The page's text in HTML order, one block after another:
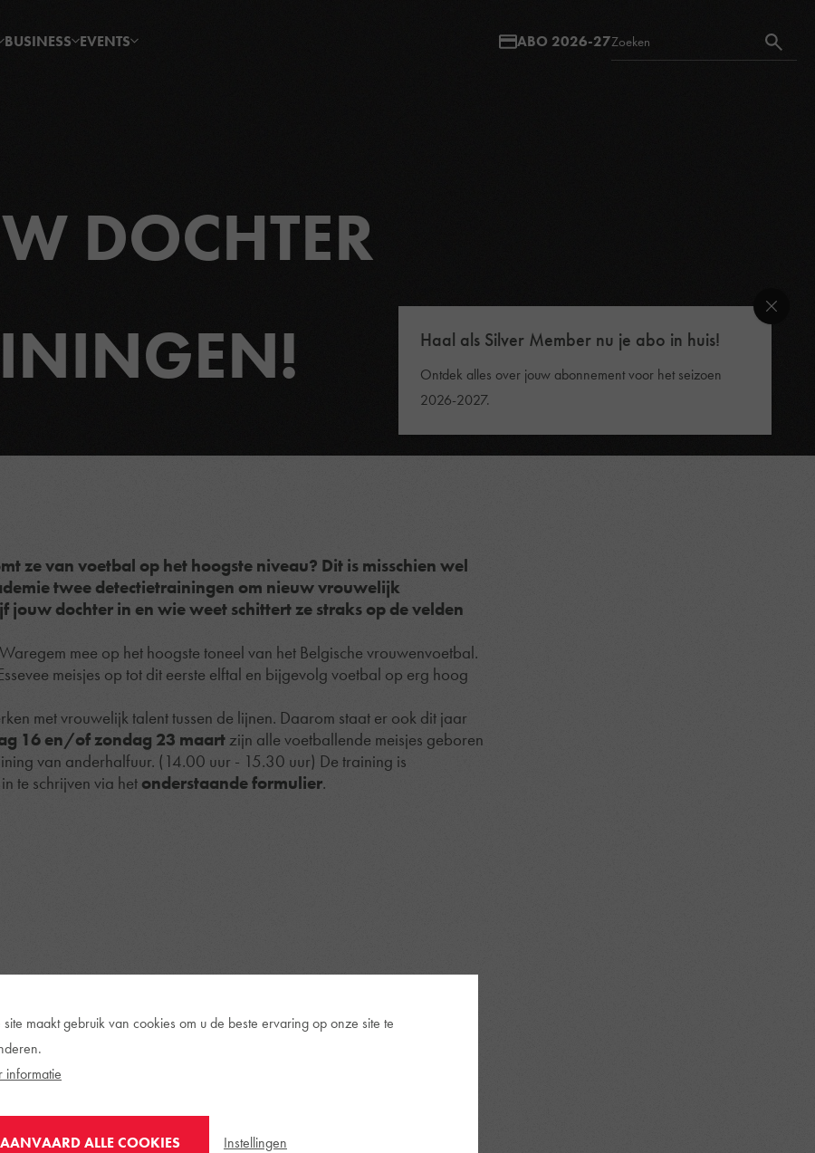
Haal als Silver Member nu je abo in huis!
Ontdek alles over jouw abonnement voor het seizoen
2026-2027.
BUSINESS EVENTS ABO 2026-27
DOCHTER
ze van voetbal op het hoogste niveau? Dit is misschien wel
twee detectietrainingen om nieuw vrouwelijk
dochter in en wie weet schittert ze straks op de velden
mee op het hoogste toneel van het Belgische vrouwenvoetbal.
meisjes op tot dit eerste elftal en bijgevolg voetbal op erg hoog
met vrouwelijk talent tussen de lijnen. Daarom staat er ook dit jaar
16 en/of zondag 23 maartzijn alle voetballende meisjes geboren
van anderhalfuur. (14.00 uur - 15.30 uur) De training is
te schrijven via het onderstaande formulier.
site maakt gebruik van cookies om u de beste ervaring op onze site te
informatie
AANVAARD ALLE COOKIES Instellingen